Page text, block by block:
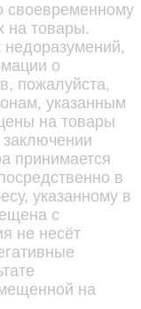
своевременному
на товары.
о
пожалуйста,
указанным
на товары
принимается
в
указанному в
с
не несёт
на